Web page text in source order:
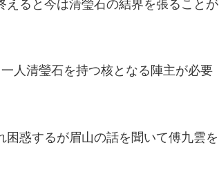
ると今は清瑩石の結界を張ることが
人清瑩石を持つ核となる陣主が必要
惑するが眉山の話を聞いて傅九雲を